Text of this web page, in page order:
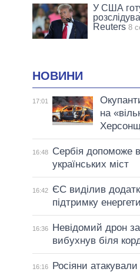
У США
Reuters 8
НОВИНИ
17:01
на
16:48
Сербія допоможе
українських міст
16:42
ЄС виділив
підтримку
16:36
Невідомий дрон
вибухнув біля
16:16
Росіяни атакували